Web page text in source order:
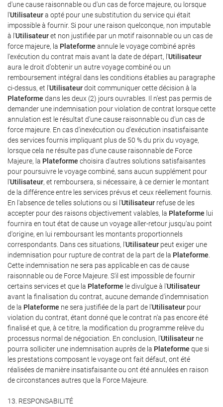
d'une cause raisonnable ou d'un cas de force majeure, ou lorsque
l'Utilisateura opté pour une substitution du service qui était
impossible à fournir. Si pour une raison quelconque, non imputable
à l'Utilisateuret non justifiée par un motif raisonnable ou un cas de
force majeure, la Plateforme annule le voyage combiné après
l'exécution du contrat mais avant la date de départ, l'Utilisateur
aura le droit d'obtenir un autre voyage combiné ou un
remboursement intégral dans les conditions établies au paragraphe
ci-dessus, et l'Utilisateurdoit communiquer cette décision à la
Plateforme dans les deux (2) jours ouvrables. Il n'est pas permis de
demander une indemnisation pour violation de contrat lorsque cette
annulation est le résultat d'une cause raisonnable ou d'un cas de
force majeure. En cas d'inexécution ou d'exécution insatisfaisante
des services fournis impliquant plus de 50 % du prix du voyage,
lorsque cela ne résulte pas d'une cause raisonnable de Force
Majeure, la Plateforme choisira d'autres solutions satisfaisantes
pour poursuivre le voyage combiné, sans aucun supplément pour
l'Utilisateur, et remboursera, si nécessaire, à ce dernier le montant
de la différence entre les services prévus et ceux réellement fournis.
En l'absence de telles solutions ou si l'Utilisateur refuse de les
accepter pour des raisons objectivement valables, la Plateforme lui
fournira en tout état de cause un voyage aller-retour jusqu'au point
d'origine, en lui remboursant les montants proportionnels
correspondants. Dans ces situations, l'Utilisateur peut exiger une
indemnisation pour rupture de contrat de la part de la Plateforme
Cette indemnisation ne sera pas applicable en cas de cause
raisonnable ou de Force Majeure. S'il est impossible de fournir
certains services et que la Plateforme le divulgue à l'Utilisateur
avant la finalisation du contrat, aucune demande d'indemnisation
de la Plateforme ne sera justifiée de la part de l'Utilisateur pour
violation du contrat, étant donné que le contrat n'a pas encore été
finalisé et que, à ce titre, la modification du programme relève du
processus normal de négociation. En conclusion, l'Utilisateur ne
pourra solliciter une indemnisation auprès de la Plateforme que si
les prestations composant le voyage ont fait défaut, ont été
réalisées de manière insatisfaisante ou ont été annulées en raison
de circonstances autres que la Force Majeure.
13. RESPONSABILITÉ